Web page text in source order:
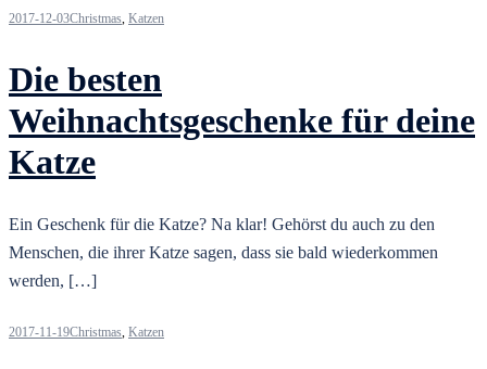
2017-12-03Christmas, Katzen
Die besten
Weihnachtsgeschenke für deine
Katze
Ein Geschenk für die Katze? Na klar! Gehörst du auch zu den
Menschen, die ihrer Katze sagen, dass sie bald wiederkommen
werden, […]
2017-11-19Christmas, Katzen